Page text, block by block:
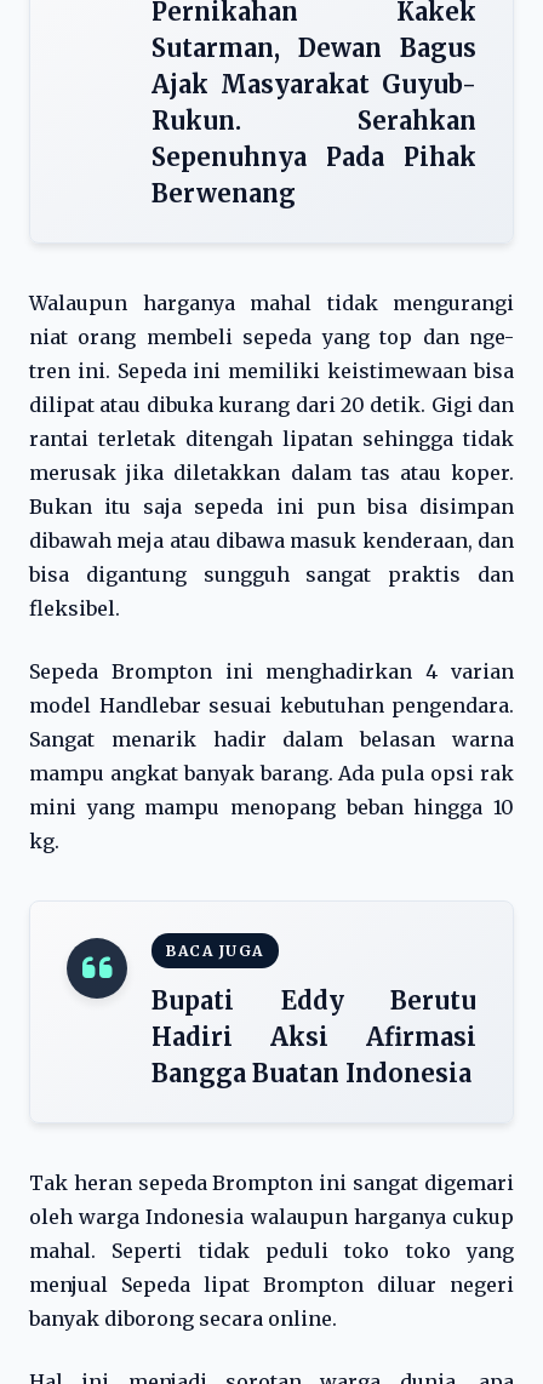
Pernikahan Kakek
Sutarman, Dewan Bagus
Ajak Masyarakat Guyub-
Rukun. Serahkan
Sepenuhnya Pada Pihak
Berwenang
Walaupun harganya mahal tidak mengurangi
niat orang membeli sepeda yang top dan nge-
tren ini. Sepeda ini memiliki keistimewaan bisa
dilipat atau dibuka kurang dari 20 detik. Gigi dan
rantai terletak ditengah lipatan sehingga tidak
merusak jika diletakkan dalam tas atau koper.
Bukan itu saja sepeda ini pun bisa disimpan
dibawah meja atau dibawa masuk kenderaan, dan
bisa digantung sungguh sangat praktis dan
fleksibel.
Sepeda Brompton ini menghadirkan 4 varian
model Handlebar sesuai kebutuhan pengendara.
Sangat menarik hadir dalam belasan warna
mampu angkat banyak barang. Ada pula opsi rak
mini yang mampu menopang beban hingga 10
kg.
BACA JUGA
Bupati Eddy Berutu
Hadiri Aksi Afirmasi
Bangga Buatan Indonesia
Tak heran sepeda Brompton ini sangat digemari
oleh warga Indonesia walaupun harganya cukup
mahal. Seperti tidak peduli toko toko yang
menjual Sepeda lipat Brompton diluar negeri
banyak diborong secara online.